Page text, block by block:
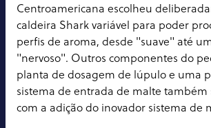
Centroamericana escolheu
caldeira Shark variável para poder
perfis de aroma, desde "suave" até
"nervoso". Outros componentes do
planta de dosagem de lúpulo e uma
sistema de entrada de malte
com a adição do inovador sistema de